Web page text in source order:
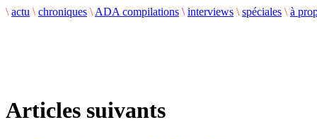
\ actu \ chroniques \ ADA compilations \ interviews \ spéciales \ à
Articles suivants